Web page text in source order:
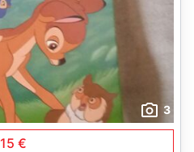
3
15 €